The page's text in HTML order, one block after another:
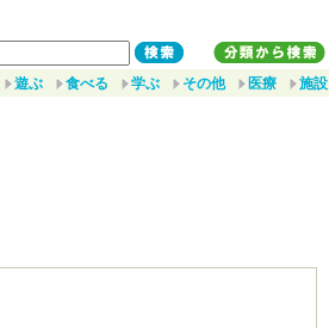
遊ぶ 食べる 学ぶ その他 医療 施設